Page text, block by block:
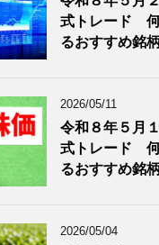
式トレード
るおすすめ銘
2026/05/11
令和８年５月
式トレード
るおすすめ銘
2026/05/04